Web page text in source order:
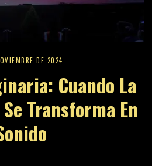
DE 2024
Cuando La
Transforma En